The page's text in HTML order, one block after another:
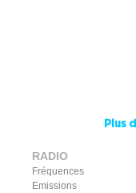
RADIO
Fréquences
Emissions